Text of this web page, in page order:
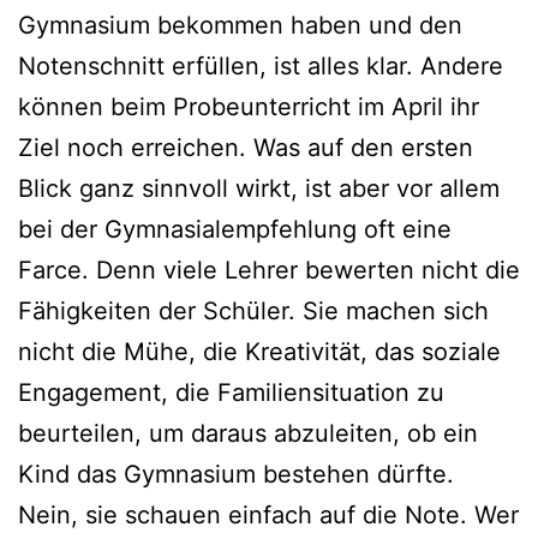
Gymnasium bekommen haben und den
Notenschnitt erfüllen, ist alles klar. Andere
können beim Probeunterricht im April ihr
Ziel noch erreichen. Was auf den ersten
Blick ganz sinnvoll wirkt, ist aber vor allem
bei der Gymnasialempfehlung oft eine
Farce. Denn viele Lehrer bewerten nicht die
Fähigkeiten der Schüler. Sie machen sich
nicht die Mühe, die Kreativität, das soziale
Engagement, die Familiensituation zu
beurteilen, um daraus abzuleiten, ob ein
Kind das Gymnasium bestehen dürfte.
Nein, sie schauen einfach auf die Note. Wer